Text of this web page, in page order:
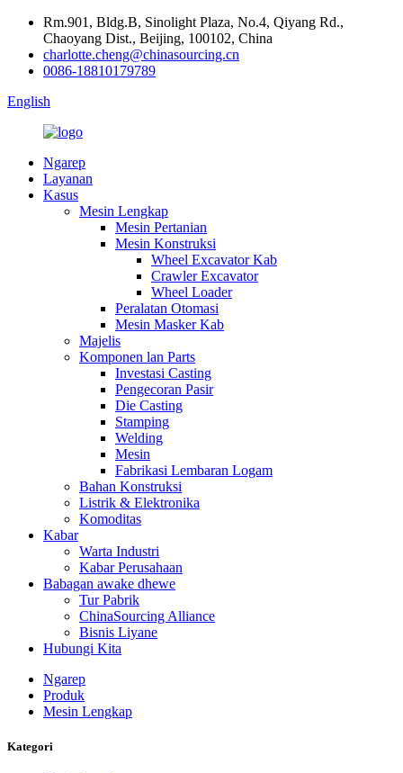
Rm.901, Bldg.B, Sinolight Plaza, No.4, Qiyang Rd.,
Chaoyang Dist., Beijing, 100102, China
charlotte.cheng@chinasourcing.cn
0086-18810179789
English
Ngarep
Layanan
Kasus
Mesin Lengkap
Mesin Pertanian
Mesin Konstruksi
Wheel Excavator Kab
Crawler Excavator
Wheel Loader
Peralatan Otomasi
Mesin Masker Kab
Majelis
Komponen lan Parts
Investasi Casting
Pengecoran Pasir
Die Casting
Stamping
Welding
Mesin
Fabrikasi Lembaran Logam
Bahan Konstruksi
Listrik & Elektronika
Komoditas
Kabar
Warta Industri
Kabar Perusahaan
Babagan awake dhewe
Tur Pabrik
ChinaSourcing Alliance
Bisnis Liyane
Hubungi Kita
Ngarep
Produk
Mesin Lengkap
Kategori